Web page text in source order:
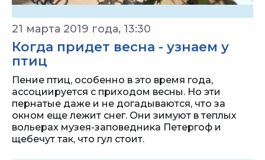
21 марта 2019 года, 13:30
Когда придет весна - узнаем у
птиц
Пение птиц, особенно в это время года,
ассоциируется с приходом весны. Но эти
пернатые даже и не догадываются, что за
окном еще лежит снег. Они зимуют в теплых
вольерах музея-заповедника Петергоф и
щебечут так, что гул стоит.